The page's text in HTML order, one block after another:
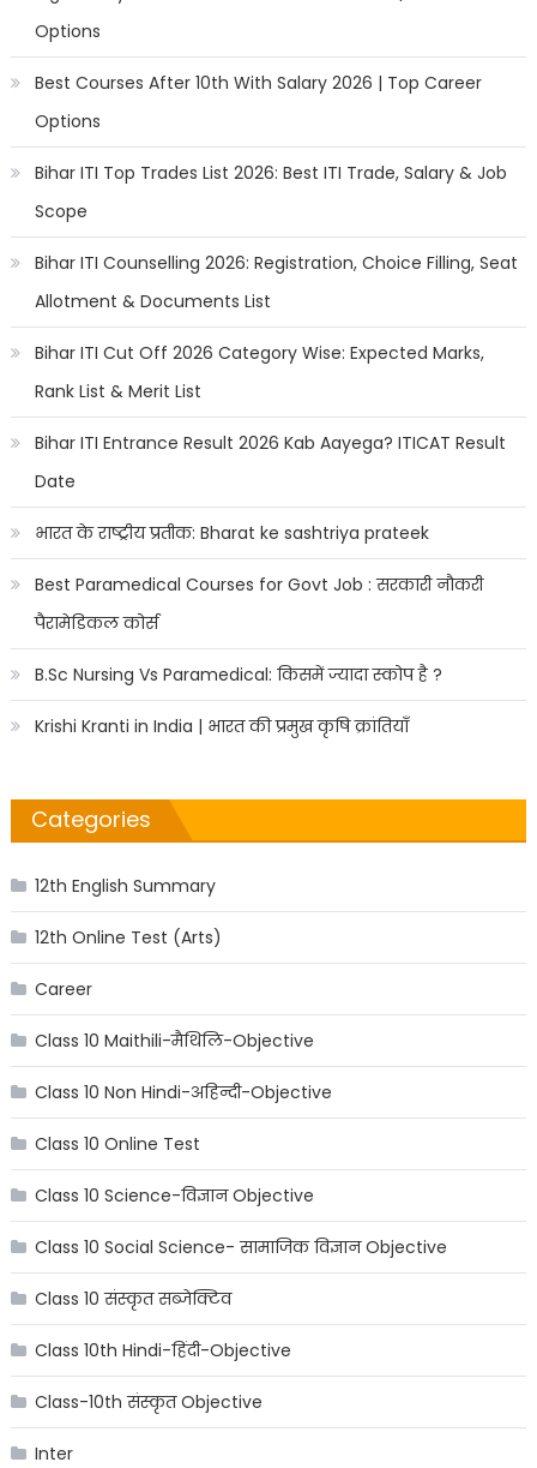
Options
Best Courses After 10th With Salary 2026 | Top Career
Options
Bihar ITI Top Trades List 2026: Best ITI Trade, Salary & Job
Scope
Bihar ITI Counselling 2026: Registration, Choice Filling, Seat
Allotment & Documents List
Bihar ITI Cut Off 2026 Category Wise: Expected Marks,
Rank List & Merit List
Bihar ITI Entrance Result 2026 Kab Aayega? ITICAT Result
Date
भारत के राष्ट्रीय प्रतीक: Bharat ke sashtriya prateek
Best Paramedical Courses for Govt Job : सरकारी नौकरी
पैरामेडिकल कोर्स
B.Sc Nursing Vs Paramedical: किसमें ज्यादा स्कोप है ?
Krishi Kranti in India | भारत की प्रमुख कृषि क्रांतियाँ
Categories
12th English Summary
12th Online Test (Arts)
Career
Class 10 Maithili-मैथिलि-Objective
Class 10 Non Hindi-अहिन्दी-Objective
Class 10 Online Test
Class 10 Science-विज्ञान Objective
Class 10 Social Science- सामाजिक विज्ञान Objective
Class 10 संस्कृत सब्जेक्टिव
Class 10th Hindi-हिंदी-Objective
Class-10th संस्कृत Objective
Inter